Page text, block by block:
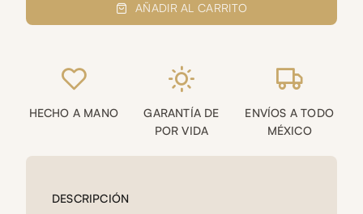
Esmeralda
en
bruto)
AÑADIR AL CARRITO
HECHO A MANO
GARANTÍA DE
POR VIDA
ENVÍOS A TODO
MÉXICO
DESCRIPCIÓN